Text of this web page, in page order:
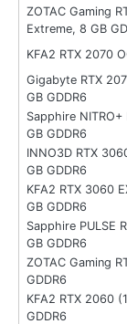
ZOTAC Gaming
Extreme, 8 GB
KFA2 RTX 2070
Gigabyte RTX
GB GDDR6
Sapphire
GB GDDR6
INNO3D RTX
GB GDDR6
KFA2 RTX 3060
GB GDDR6
Sapphire PULSE
GB GDDR6
ZOTAC Gaming
GDDR6
KFA2 RTX 2060
GDDR6